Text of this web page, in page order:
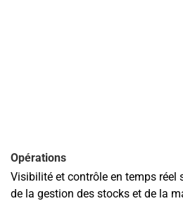
Opérations
Visibilité et contrôle en temps réel
de la gestion des stocks et de la